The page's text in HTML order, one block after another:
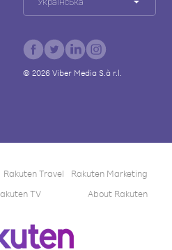
© 2026Viber Media S.à r.l.
Rakuten Travel
Rakuten Marketing
TV About Rakuten